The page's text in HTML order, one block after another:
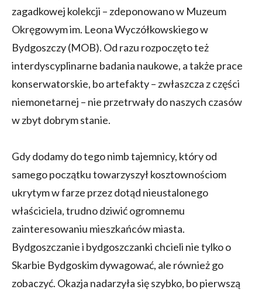
zagadkowej kolekcji – zdeponowano w Muzeum
Okręgowym im. Leona Wyczółkowskiego w
Bydgoszczy (MOB). Od razu rozpoczęto też
interdyscyplinarne badania naukowe, a także prace
konserwatorskie, bo artefakty – zwłaszcza z części
niemonetarnej – nie przetrwały do naszych czasów
w zbyt dobrym stanie.
Gdy dodamy do tego nimb tajemnicy, który od
samego początku towarzyszył kosztownościom
ukrytym w farze przez dotąd nieustalonego
właściciela, trudno dziwić ogromnemu
zainteresowaniu mieszkańców miasta.
Bydgoszczanie i bydgoszczanki chcieli nie tylko o
Skarbie Bydgoskim dywagować, ale również go
zobaczyć. Okazja nadarzyła się szybko, bo pierwszą